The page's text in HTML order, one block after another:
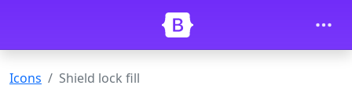
Icons Shield lock fill